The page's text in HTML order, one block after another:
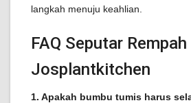
langkah menuju keahlian.
FAQ Seputar
Josplantkitchen
1. Apakah bumbu tumis harus